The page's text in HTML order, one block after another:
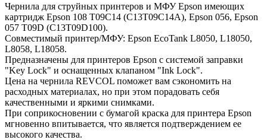
Чернила для струйных принтеров и МФУ Epson имеющих
картридж Epson 108 T09C14 (C13T09C14A), Epson 056, Epson
057 T09D (C13T09D100).
Совместимый принтер/МФУ: Epson EcoTank L8050, L18050,
L8058, L18058.
Предназначены для принтеров Epson c системой заправки
"Key Lock" и оснащенных клапаном "Ink Lock".
Цена на чернила REVCOL поможет вам сэкономить на
расходных материалах, но при этом порадовать себя
качественными и яркими снимками.
При соприкосновении с бумагой краска для принтера Epson
мгновенно впитывается, что является подтверждением ее
высокого качества.